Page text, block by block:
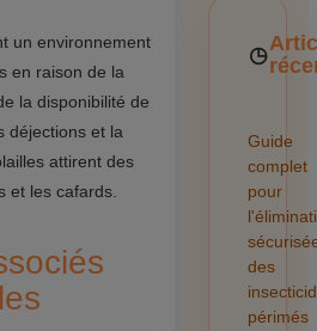
un environnement
en raison de la
la disponibilité de
déjections et la
attirent des
et les cafards.
Guide
complet
pour
des
périmés